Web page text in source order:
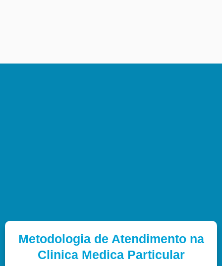
Metodologia de Atendimento na
Clinica Medica Particular